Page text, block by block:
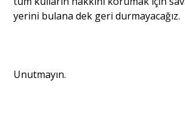
yerini bulana dek geri durmayacağız.
Unutmayın.